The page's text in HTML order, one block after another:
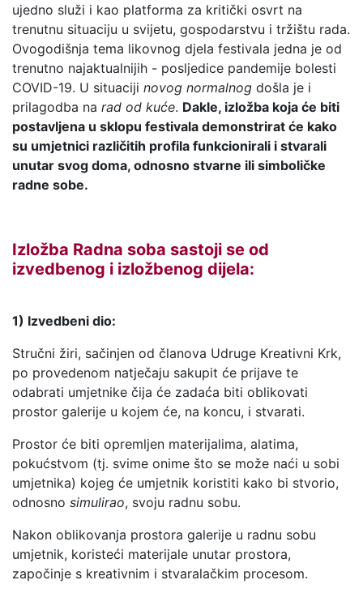
ujedno služi i kao platforma za kritički osvrt na
trenutnu situaciju u svijetu, gospodarstvu i tržištu rada.
Ovogodišnja tema likovnog djela festivala jedna je od
trenutno najaktualnijih - posljedice pandemije bolesti
COVID-19. U situaciji novog normalnog došla je i
prilagodba na rad od kuće. Dakle, izložba koja će biti
postavljena u sklopu festivala demonstrirat će kako
su umjetnici različitih profila funkcionirali i stvarali
unutar svog doma, odnosno stvarne ili simboličke
radne sobe.
Izložba Radna soba sastoji se od
izvedbenog i izložbenog dijela:
1) Izvedbeni dio:
Stručni žiri, sačinjen od članova Udruge Kreativni Krk,
po provedenom natječaju sakupit će prijave te
odabrati umjetnike čija će zadaća biti oblikovati
prostor galerije u kojem će, na koncu, i stvarati.
Prostor će biti opremljen materijalima, alatima,
pokućstvom (tj. svime onime što se može naći u sobi
umjetnika) kojeg će umjetnik koristiti kako bi stvorio,
odnosno simulirao, svoju radnu sobu.
Nakon oblikovanja prostora galerije u radnu sobu
umjetnik, koristeći materijale unutar prostora,
započinje s kreativnim i stvaralačkim procesom.